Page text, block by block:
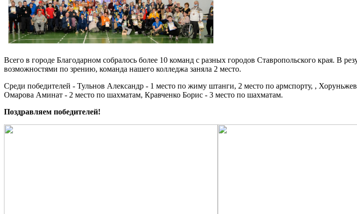
Всего в городе Благодарном собралось более 10 команд с разных городов Ставропольского края. В
возможностями по зрению, команда нашего колледжа заняла 2 место.
Среди победителей - Тульнов Александр - 1 место по жиму штанги, 2 место по армспорту, ,
Омарова Аминат - 2 место по шахматам, Кравченко Борис - 3 место по шахматам.
Поздравляем победителей!